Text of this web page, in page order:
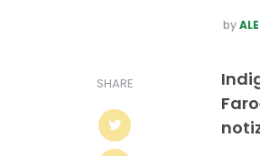
BY
by
SHARE